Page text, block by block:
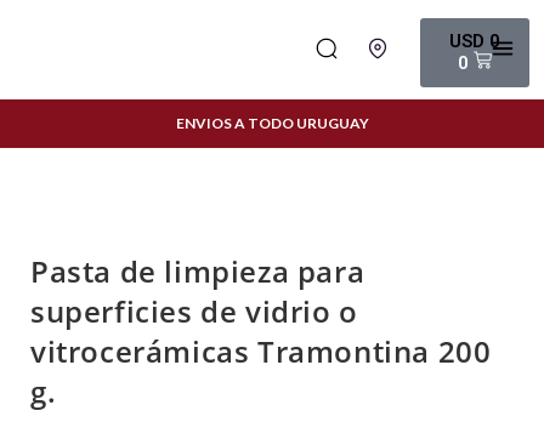
USD 0
0
ENVIOS A TODO URUGUAY
Pasta de limpieza para
superficies de vidrio o
vitrocerámicas Tramontina 200
g.